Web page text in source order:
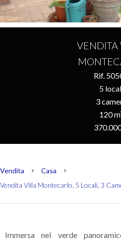
VENDITA
Rif.
5
3
120
Vendita
Casa
Vendita Villa Montecarlo, 5 Locali, 3
Immersa nel verde